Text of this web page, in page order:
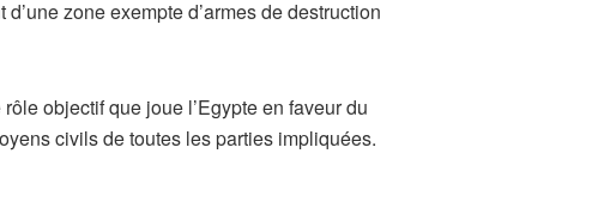
zone exempte d’armes de destruction
objectif que joue l’Egypte en faveur du
civils de toutes les parties impliquées.